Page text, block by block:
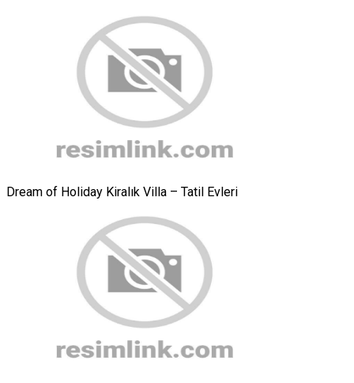
Dream of Holiday Kiralık Villa – Tatil Evleri